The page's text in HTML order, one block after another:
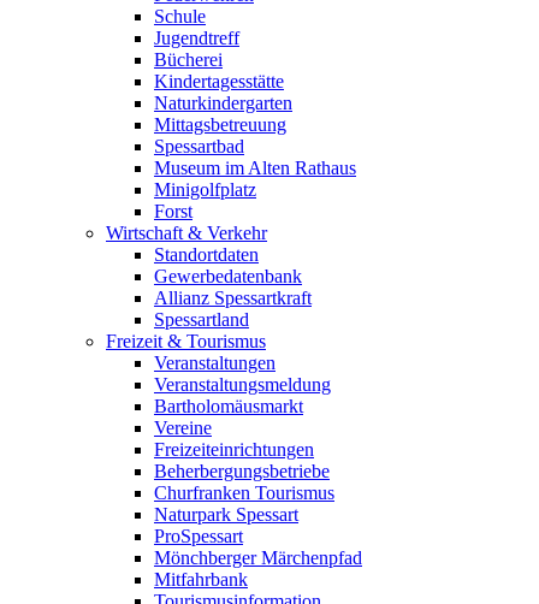
Schule
Jugendtreff
Bücherei
Kindertagesstätte
Naturkindergarten
Mittagsbetreuung
Spessartbad
Museum im Alten Rathaus
Minigolfplatz
Forst
Wirtschaft & Verkehr
Standortdaten
Gewerbedatenbank
Allianz Spessartkraft
Spessartland
Freizeit & Tourismus
Veranstaltungen
Veranstaltungsmeldung
Bartholomäusmarkt
Vereine
Freizeiteinrichtungen
Beherbergungsbetriebe
Churfranken Tourismus
Naturpark Spessart
ProSpessart
Mönchberger Märchenpfad
Mitfahrbank